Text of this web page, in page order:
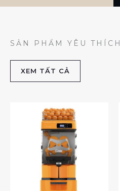
SẢN PHẨM YÊU THÍCH
XEM TẤT CẢ